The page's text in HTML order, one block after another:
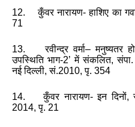
12. कुँवर नारायण- हाशिए का
71
13. रवीन्द्र वर्मा–मनुष्यतर
उपस्थिति भाग-2’में संकलित,संपा.
नई दिल्‍ली,सं.2010,पृ. 354
14. कुँवर नारायण- इन दिनों,
2014,पृ. 21